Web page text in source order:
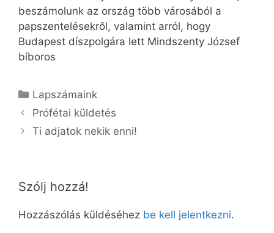
beszámolunk az ország több városából a
papszentelésekről, valamint arról, hogy
Budapest díszpolgára lett Mindszenty József
bíboros
Kategória
Lapszámaink
Prófétai küldetés
Ti adjatok nekik enni!
Szólj hozzá!
Hozzászólás küldéséhez be kell jelentkezni.